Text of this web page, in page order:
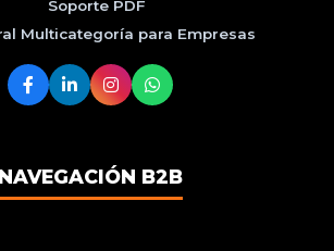
Soporte PDF
Multicategoría para Empresas
NAVEGACIÓN B2B